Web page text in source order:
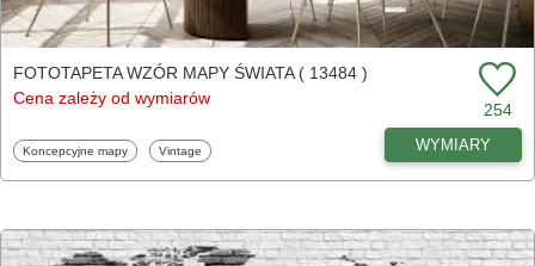
FOTOTAPETA WZÓR MAPY ŚWIATA ( 13484 )
Cena zależy od wymiarów
254
Fototapety
Koncepcyjne mapy Fototapety
Vintage WYMIARY